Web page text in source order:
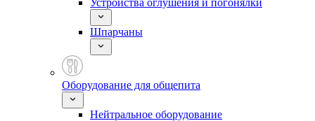
Устройства оглушения и погонялки
Шпарчаны
Оборудование для общепита
Нейтральное оборудование